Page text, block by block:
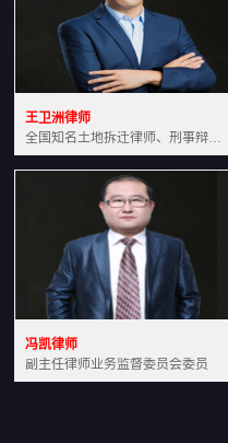
王卫洲律师
全国知名土地拆迁律师、刑事辩护律师北京万典律师事务所主任中国法学会会员北京市行政法研究会理事
冯凯律师
副主任律师业务监督委员会委员